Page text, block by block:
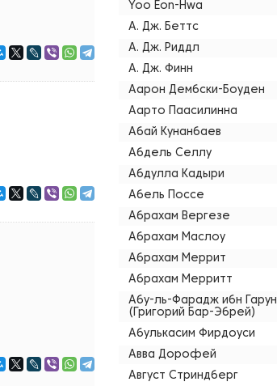
Yoo Eon-Hwa
А. Дж. Беттс
А. Дж. Риддл
А. Дж. Финн
Аарон Дембски-Боуден
Аарто Паасилинна
Абай Кунанбаев
Абдель Селлу
Абдулла Кадыри
Абель Поссе
Абрахам Вергезе
Абрахам Маслоу
Абрахам Меррит
Абрахам Мерритт
Абу-ль-Фарадж ибн Гарун
(Григорий Бар-Эбрей)
Абулькасим Фирдоуси
Авва Дорофей
Август Стриндберг